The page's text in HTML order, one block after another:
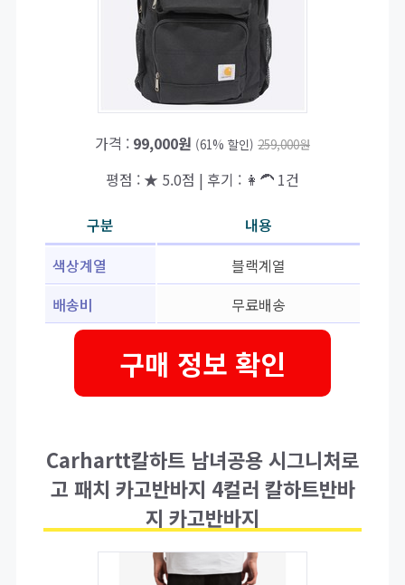
가격 : 99,000원 (61% 할인) 259,000원
평점 : ★ 5.0점 | 후기 : 👩‍🦱 1건
구분
내용
색상계열
블랙계열
배송비
무료배송
구매 정보 확인
Carhartt칼하트 남녀공용 시그니처로
고 패치 카고반바지 4컬러 칼하트반바
지 카고반바지